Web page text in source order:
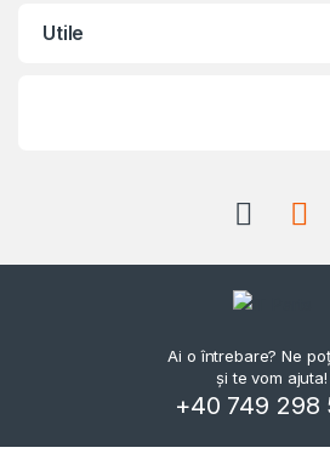
Utile
Ai o întrebare? Ne
și te vom ajuta!
+40 749 298